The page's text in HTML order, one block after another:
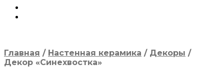
Главная / Настенная керамика / Декоры /
Декор «Синехвостка»